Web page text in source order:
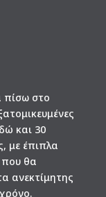
πίσω στο
και 30
με έπιπλα
που θα
ανεκτίμητης